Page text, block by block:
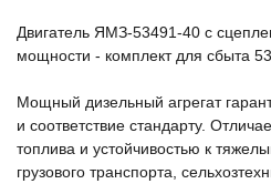
Двигатель ЯМЗ-53491-40 с
мощности - комплект для сбыта
Мощный дизельный агрегат
и соответствие стандарту.
топлива и устойчивостью к
грузового транспорта,